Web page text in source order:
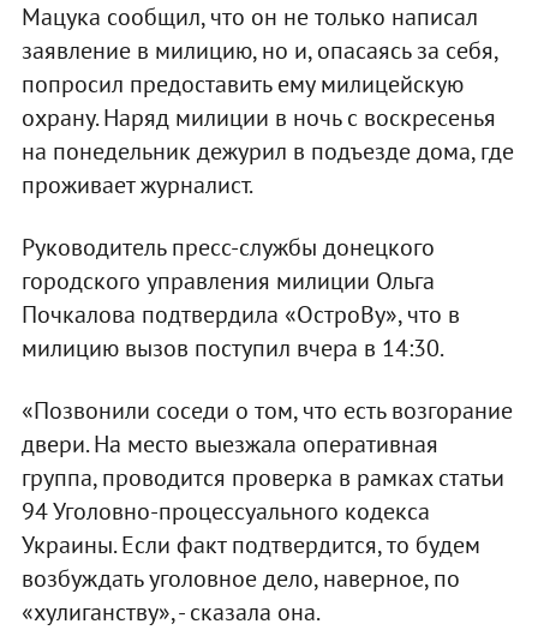
Мацука сообщил, что он не только написал
заявление в милицию, но и, опасаясь за себя,
попросил предоставить ему милицейскую
охрану. Наряд милиции в ночь с воскресенья
на понедельник дежурил в подъезде дома, где
проживает журналист.
Руководитель пресс-службы донецкого
городского управления милиции Ольга
Почкалова подтвердила «ОстроВу», что в
милицию вызов поступил вчера в 14:30.
«Позвонили соседи о том, что есть возгорание
двери. На место выезжала оперативная
группа, проводится проверка в рамках статьи
94 Уголовно-процессуального кодекса
Украины. Если факт подтвердится, то будем
возбуждать уголовное дело, наверное, по
«хулиганству», - сказала она.